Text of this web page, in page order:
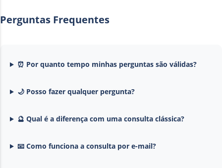
Perguntas Frequentes
⏰ Por quanto tempo minhas perguntas são válidas?
🌙 Posso fazer qualquer pergunta?
🔮 Qual é a diferença com uma consulta clássica?
📧 Como funciona a consulta por e-mail?